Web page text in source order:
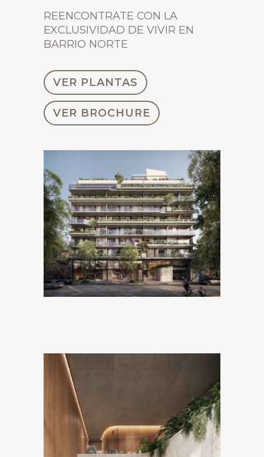
REENCONTRATE CON LA
EXCLUSIVIDAD DE VIVIR EN
BARRIO NORTE
VER PLANTAS
VER BROCHURE